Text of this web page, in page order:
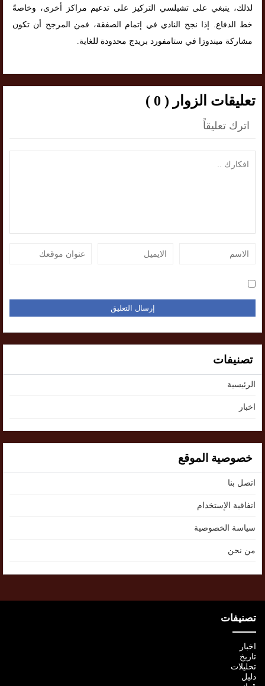
لذلك، ينبغي على تشيلسي التركيز على تدعيم مراكز أخرى، وخاصةً
خط الدفاع. إذا نجح النادي في إتمام الصفقة، فمن المرجح أن تكون
مشاركة ميندوزا في ستامفورد بريدج محدودة للغاية.
تعليقات الزوار ( 0 )
اترك تعليقاً
تصنيفات
الرئيسية
اخبار
خصوصية الموقع
اتصل بنا
اتفاقية الإستخدام
سياسة الخصوصية
من نحن
تصنيفات
اخبار
تاريخ
تحليلات
دليل